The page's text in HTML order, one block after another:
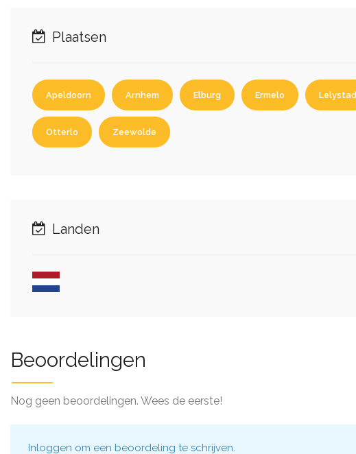
Plaatsen
Apeldoorn Arnhem Elburg Ermelo Lelystad
Otterlo Zeewolde
Landen
Beoordelingen
Nog geen beoordelingen. Wees de eerste!
Inloggen om een beoordeling te schrijven.